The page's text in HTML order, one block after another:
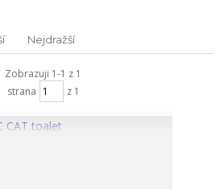
Nejdražší
Zobrazuji 1-1 z 1
strana
z 1